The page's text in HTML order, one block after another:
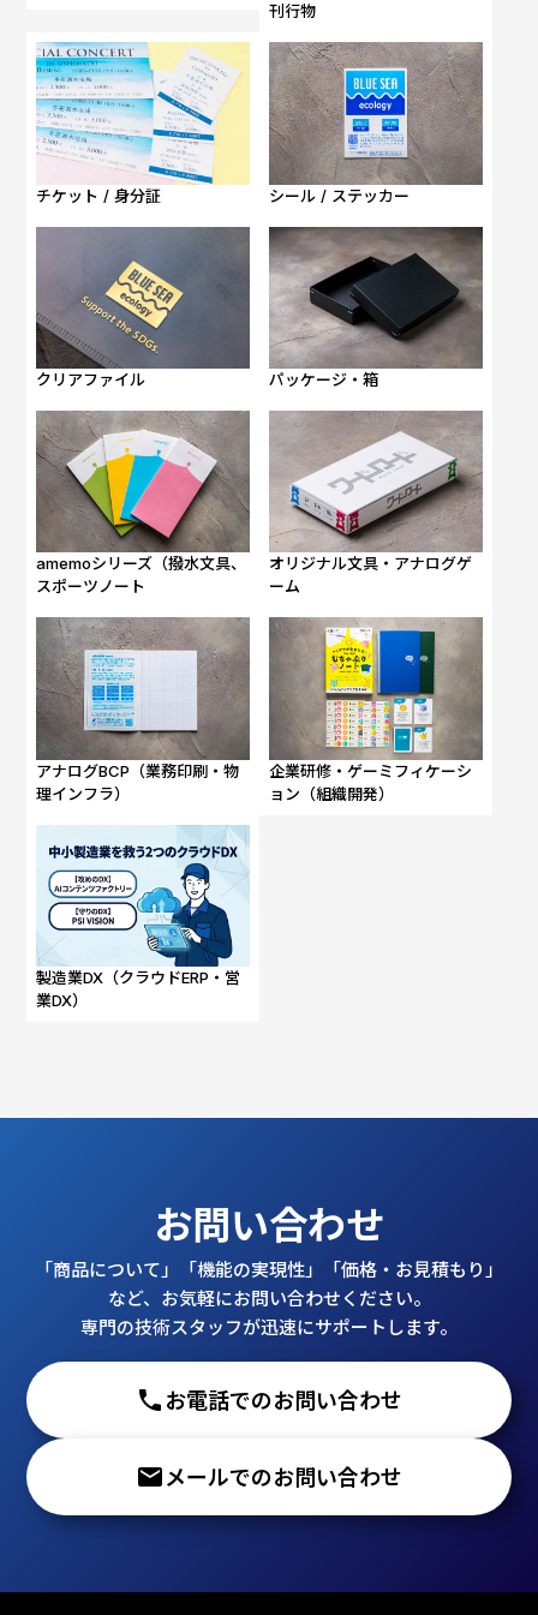
刊行物
チケット / 身分証 シール / ステッカー
クリアファイル パッケージ・箱
amemoシリーズ（撥水文具、
スポーツノート
オリジナル文具・アナログゲ
ーム
アナログBCP（業務印刷・物
理インフラ）
企業研修・ゲーミフィケーシ
ョン（組織開発）
製造業DX（クラウドERP・営
業DX）
お問い合わせ
「商品について」「機能の実現性」「価格・お見積もり」
など、お気軽にお問い合わせください。
専門の技術スタッフが迅速にサポートします。
phone お電話でのお問い合わせ
emailメールでのお問い合わせ